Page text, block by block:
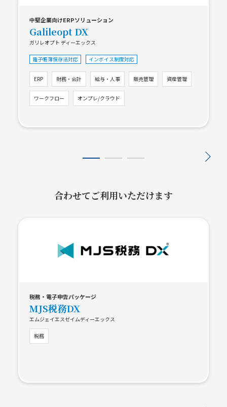
中堅企業向けERPソリューション
Galileopt DX
ガリレオプト ディーエックス
電子帳簿保存法対応 インボイス制度対応
ERP 財務・会計 給与・人事 販売管理 資産管理
ワークフロー オンプレ/クラウド
合わせてご利用いただけます
税務・電子申告パッケージ
MJS税務DX
エムジェイエスゼイムディーエックス
税務